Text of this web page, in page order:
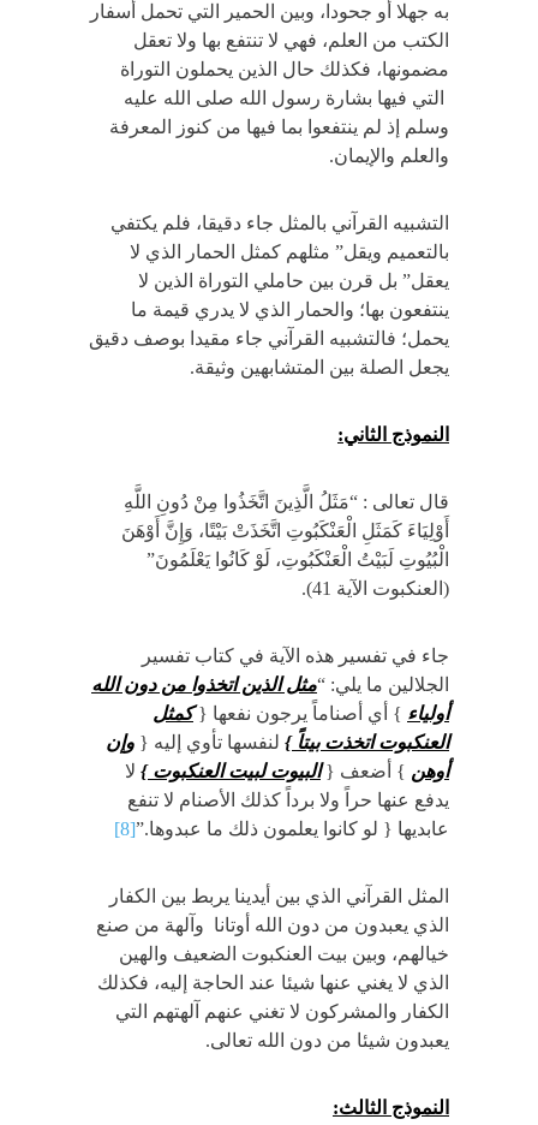
به جهلا أو جحودا، وبين الحمير التي تحمل أسفار
الكتب من العلم، فهي لا تنتفع بها ولا تعقل
مضمونها، فكذلك حال الذين يحملون التوراة
التي فيها بشارة رسول الله صلى الله عليه
وسلم إذ لم ينتفعوا بما فيها من كنوز المعرفة
والعلم والإيمان.
التشبيه القرآني بالمثل جاء دقيقا، فلم يكتفي
بالتعميم ويقل” مثلهم كمثل الحمار الذي لا
يعقل” بل قرن بين حاملي التوراة الذين لا
ينتفعون بها؛ والحمار الذي لا يدري قيمة ما
يحمل؛ فالتشبيه القرآني جاء مقيدا بوصف دقيق
يجعل الصلة بين المتشابهين وثيقة.
النموذج الثاني:
قال تعالى : “مَثَلُ الَّذِينَ اتَّخَذُوا مِنْ دُونِ اللَّهِ
أَوْلِيَاءَ كَمَثَلِ الْعَنْكَبُوتِ اتَّخَذَتْ بَيْتًا، وَإِنَّ أَوْهَنَ
الْبُيُوتِ لَبَيْتُ الْعَنْكَبُوتِ، لَوْ كَانُوا يَعْلَمُونَ”
(العنكبوت الآية 41).
جاء في تفسير هذه الآية في كتاب تفسير
الجلالين ما يلي: “مثل الذين اتخذوا من دون الله
أولياء } أي أصناماً يرجون نفعها {كمثل
العنكبوت اتخذت بيتاً } لنفسها تأوي إليه { وإن
أوهن } أضعف {البيوت لبيت العنكبوت } لا
يدفع عنها حراً ولا برداً كذلك الأصنام لا تنفع
عابديها { لو كانوا يعلمون ذلك ما عبدوها.”[8]
المثل القرآني الذي بين أيدينا يربط بين الكفار
الذي يعبدون من دون الله أوتانا وآلهة من صنع
خيالهم، وبين بيت العنكبوت الضعيف والهين
الذي لا يغني عنها شيئا عند الحاجة إليه، فكذلك
الكفار والمشركون لا تغني عنهم آلهتهم التي
يعبدون شيئا من دون الله تعالى.
النموذج الثالث: